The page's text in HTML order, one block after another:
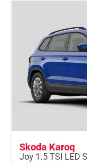
Skoda Karoq
Joy 1.5 TSI LED